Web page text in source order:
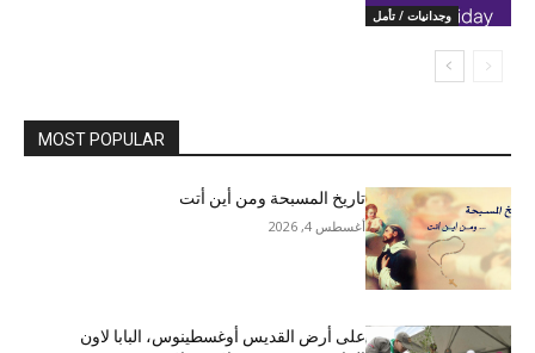
وجدانيات / تأمل
MOST POPULAR
تاريخ المسبحة ومن أين أتت
أغسطس 4, 2026
على أرض القديس أوغسطينوس، البابا لاون